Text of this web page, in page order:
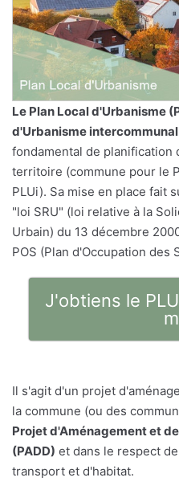
Le Plan Local d'Urbanisme
d'Urbanisme
fondamental de planification
territoire (commune pour le
PLUi). Sa mise en place fait
"loi SRU" (loi relative à la
Urbain) du 13 décembre
POS (Plan d'Occupation des
J'obtiens le
Il s'agit d'un projet
la commune (ou des
Projet d'Aménagement et
(PADD) et dans le respect
transport et d'habitat.